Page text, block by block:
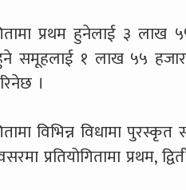
प्रथम हुनेलाई ३
समूहलाई १ लाख ५५
।
विभिन्न विधामा
प्रतियोगितामा प्रथम,